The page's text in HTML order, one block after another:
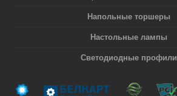
Напольные торшеры
Настольные лампы
Светодиодные профили